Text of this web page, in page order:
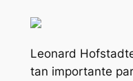
Leonard
tan importante